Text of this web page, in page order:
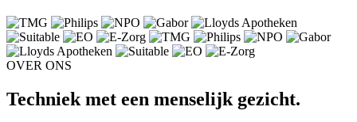
OVER ONS
Techniek met een menselijk gezicht.